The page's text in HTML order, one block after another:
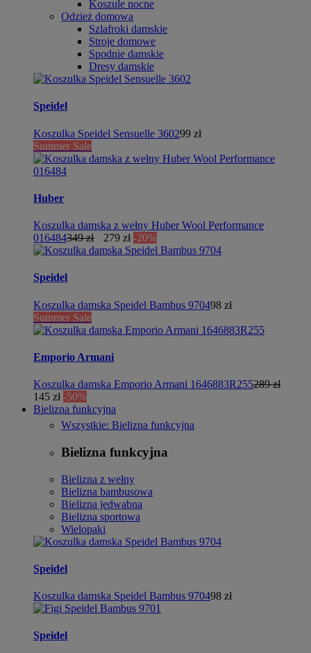
Koszule nocne
Odzież domowa
Szlafroki damskie
Stroje domowe
Spodnie damskie
Dresy damskie
Speidel
Koszulka Speidel Sensuelle 360299 zł
Summer Sale
Huber
Koszulka damska z wełny Huber Wool Performance
016484349 zł 279 zł -20%
Speidel
Koszulka damska Speidel Bambus 970498 zł
Summer Sale
Emporio Armani
Koszulka damska Emporio Armani 1646883R255289 zł
145 zł -50%
Bielizna funkcyjna
Wszystkie: Bielizna funkcyjna
Bielizna funkcyjna
Bielizna z wełny
Bielizna bambusowa
Bielizna jedwabna
Bielizna sportowa
Wielopaki
Speidel
Koszulka damska Speidel Bambus 970498 zł
Speidel